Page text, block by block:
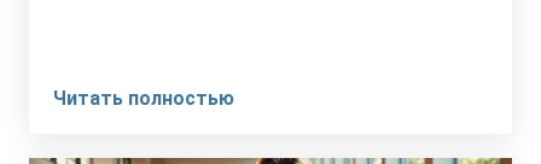
Читать полностью